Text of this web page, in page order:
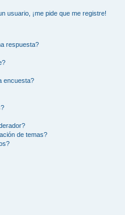
usuario, ¡me pide que me registre!
respuesta?
encuesta?
de temas?